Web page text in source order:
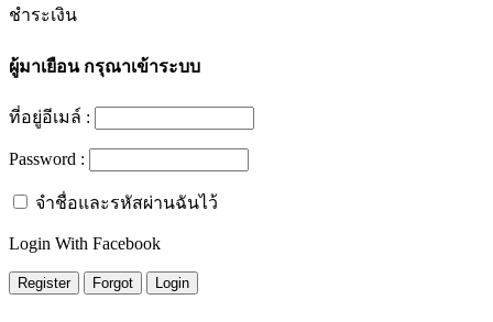
ชำระเงิน
ผู้มาเยือนกรุณาเข้าระบบ
ที่อยู่อีเมล์ :
Password :
จำชื่อและรหัสผ่านฉันไว้
Login With Facebook